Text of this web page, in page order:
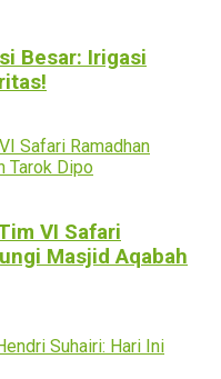
Besar: Irigasi
VI Safari
Masjid Aqabah